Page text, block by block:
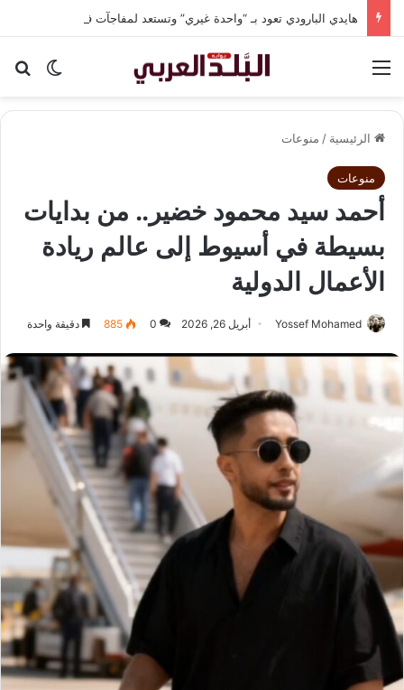
الوضع
الرئيسية / منوعات
منوعات
أحمد سيد محمود خضير.. من بدايات
بسيطة في أسيوط إلى عالم ريادة
الأعمال الدولية
Yossef Mohamed أبريل 26, 2026 0
885 دقيقة واحدة